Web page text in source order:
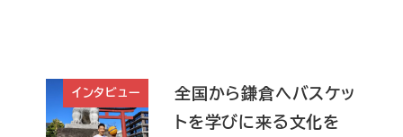
インタビュー
全国から鎌倉へバスケッ
トを学びに来る文化を